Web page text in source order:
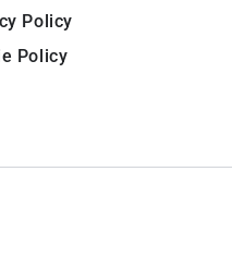
Policy
Policy